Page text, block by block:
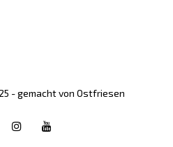
- gemacht von Ostfriesen